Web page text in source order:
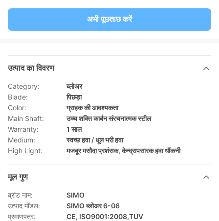
अभी पूछताछ करें
उत्पाद का विवरण
Category:
ब्लोअर
Blade:
पिछड़ा
Color:
ग्राहक की आवश्यकता
Main Shaft:
उच्च शक्ति कार्बन संरचनात्मक स्टील
Warranty:
1 साल
Medium:
स्वच्छ हवा / धूल भरी हवा
High Light:
मजबूर मसौदा प्रशंसक,केन्द्रापसारक हवा धौंकनी
मूल गुण
ब्रांड नाम:
SIMO
उत्पाद मॉडल:
SIMO ब्लोअर 6-06
प्रमाणपत्र:
CE, ISO9001:2008,TUV